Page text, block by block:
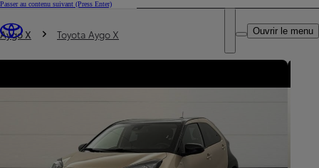
Passer au contenu suivant (Press Enter)
Trouvez un partenaire Toyota
DEALER NAME
Ouvrir le menu
Vous êtes ici
Aygo X Toyota Aygo X